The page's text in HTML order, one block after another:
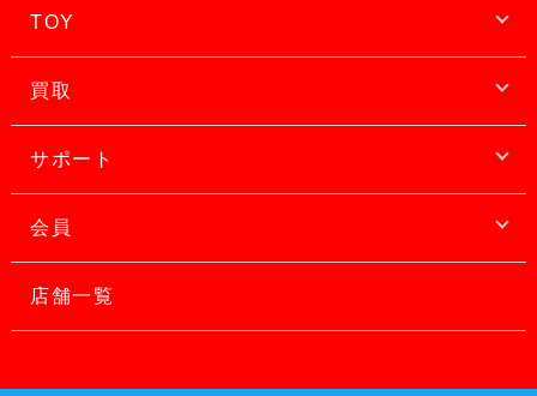
TOY
買取
サポート
会員
店舗一覧